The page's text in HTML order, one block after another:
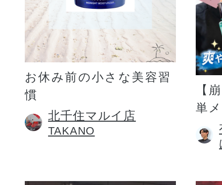
お休み前の小さな美容習
慣
北千住マルイ店
TAKANO
【
単